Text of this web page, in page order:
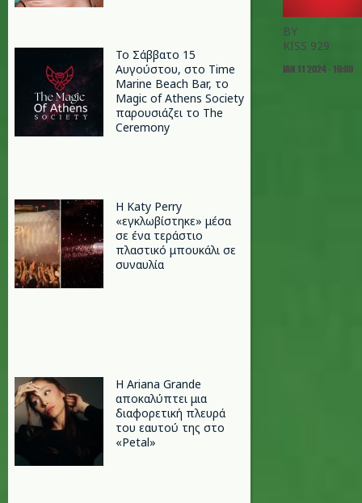
Το Σάββατο 15
Αυγούστου, στο Time
Marine Beach Bar, το
Magic of Athens Society
παρουσιάζει το The
Ceremony
H Katy Perry
«εγκλωβίστηκε» μέσα
σε ένα τεράστιο
πλαστικό μπουκάλι σε
συναυλία
Η Ariana Grande
αποκαλύπτει μια
διαφορετική πλευρά
του εαυτού της στο
«Petal»
BY
KISS 929
ΙΑΝ 11 2024 - 10:00